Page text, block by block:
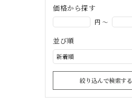
価格から探す
円 ～
並び順
絞り込んで検索する